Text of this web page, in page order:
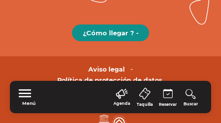
Menú Agenda Taquilla Reservar Buscar
¿Cómo llegar ? -
Aviso legal
Política de protección de datos.